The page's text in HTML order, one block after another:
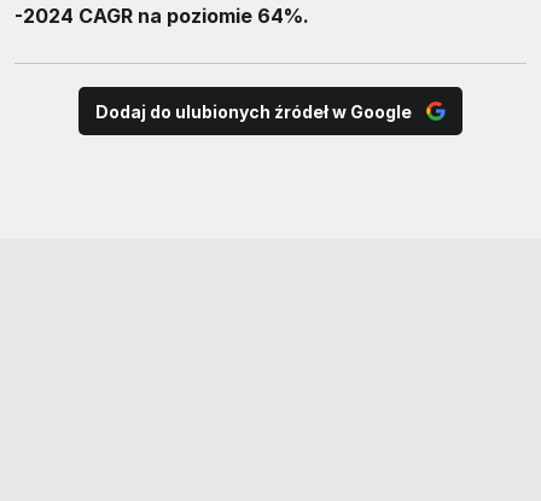
-2024 CAGR na poziomie 64%.
Dodaj do ulubionych źródeł w Google